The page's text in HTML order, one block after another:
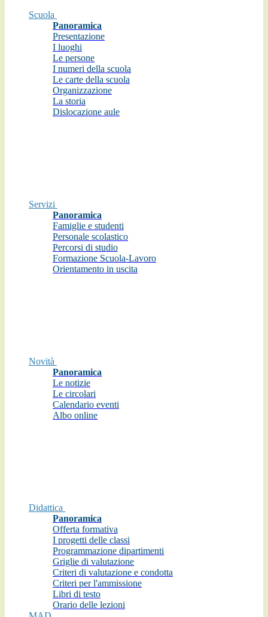
Scuola
Panoramica
Presentazione
I luoghi
Le persone
I numeri della scuola
Le carte della scuola
Organizzazione
La storia
Dislocazione aule
Servizi
Panoramica
Famiglie e studenti
Personale scolastico
Percorsi di studio
Formazione Scuola-Lavoro
Orientamento in uscita
Novità
Panoramica
Le notizie
Le circolari
Calendario eventi
Albo online
Didattica
Panoramica
Offerta formativa
I progetti delle classi
Programmazione dipartimenti
Griglie di valutazione
Criteri di valutazione e condotta
Criteri per l'ammissione
Libri di testo
Orario delle lezioni